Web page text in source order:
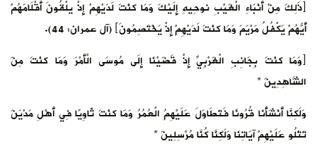
﴿ذَلِكَ مِنْ أَنْبَاءِ الْغَيْبِ نوحِيهِ إِلَيْكَ وَمَا كنْتَ لَدَيْهِمْ إِذْ يلْقُونَ أَقْلَامَهُمْ
أَيُّهُمْ يَكْفُلُ مَرْيَمَ وَمَا كنْتَ لَدَيْهِمْ إِذْ يَخْتَصِمُونَ﴾ (آل عمران: 44).
﴿وَمَا كنْتَ بِجَانِبِ الْغَرْبِيِّ إِذْ قَضَيْنَا إِلَى مُوسَى الْأَمْرَ وَمَا كنْتَ مِنَ
الشَّاهِدِينَ *
وَلَكِنَّا أَنْشَأْنَا قُرُونًا فَتَطَاوَلَ عَلَيْهِمُ الْعُمُرُ وَمَا كنْتَ ثَاوِيًا فِي أَهْلِ مَدْيَنَ
تَتْلُو عَلَيْهِمْ آيَاتِنَا وَلَكِنَّا كُنَّا مُرْسِلِينَ *